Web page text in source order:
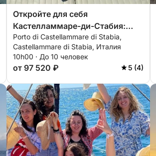
Откройте для себя
Кастелламмаре-ди-Стабия:
целый солнечный день на
моторной лодке
Porto di Castellammare di Stabia,
Castellammare di Stabia, Италия
10h00 · До 10 человек
от 97 520 ₽ 5 (4)